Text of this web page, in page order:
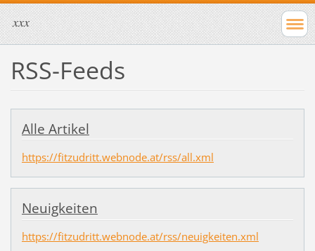
xxx
RSS-Feeds
Alle Artikel
https://fitzudritt.webnode.at/rss/all.xml
Neuigkeiten
https://fitzudritt.webnode.at/rss/neuigkeiten.xml